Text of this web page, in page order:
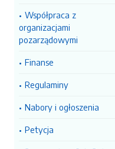
Współpraca z
organizacjami
pozarządowymi
Finanse
Regulaminy
Nabory i ogłoszenia
Petycja